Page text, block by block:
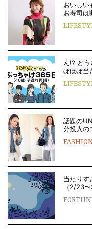
おいしい
お寿司は
ん!? ど
ぼほぼ当
話題の
分投入の
当たりす
（2/23